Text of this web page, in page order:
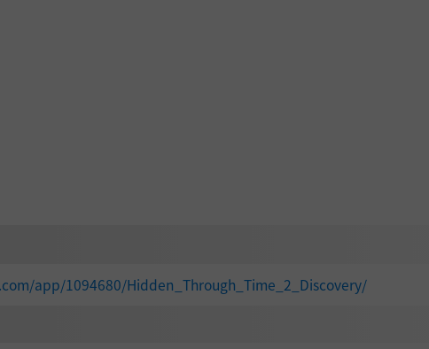
app/1094680/Hidden_Through_Time_2_Discovery/